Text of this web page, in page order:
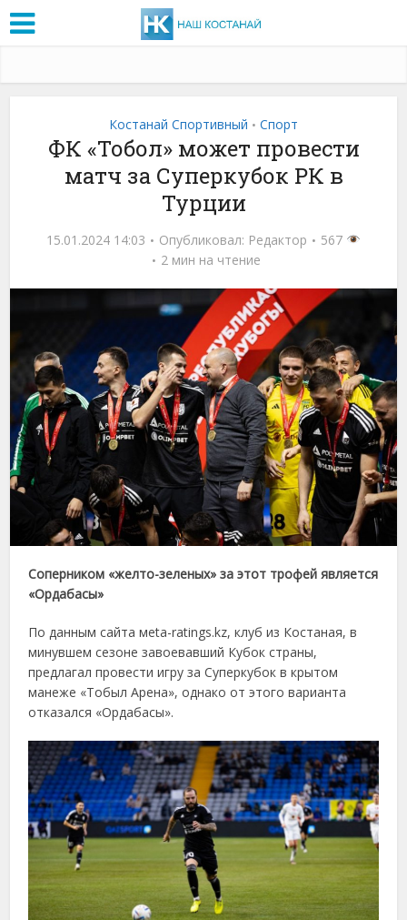
Костанай Спортивный • Спорт
ФК «Тобол» может провести
матч за Суперкубок РК в
Турции
15.01.2024 14:03 Опубликовал: Редактор
567
2 мин на чтение
Соперником «желто-зеленых» за этот трофей является
«Ордабасы»
По данным сайта мeta-ratings.kz, клуб из Костаная, в
минувшем сезоне завоевавший Кубок страны,
предлагал провести игру за Суперкубок в крытом
манеже «Тобыл Арена», однако от этого варианта
отказался «Ордабасы».